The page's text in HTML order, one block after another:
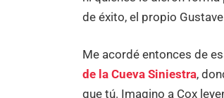
de éxito, el propio
Me acordé entonces de
de la Cueva Siniestra,
que tú. Imagino a Cox